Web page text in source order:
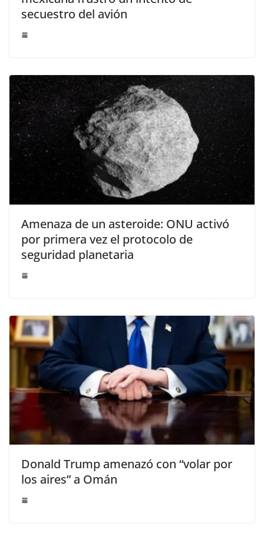
secuestro del avión
Amenaza de un asteroide: ONU activó
por primera vez el protocolo de
seguridad planetaria
Donald Trump amenazó con “volar por
los aires” a Omán